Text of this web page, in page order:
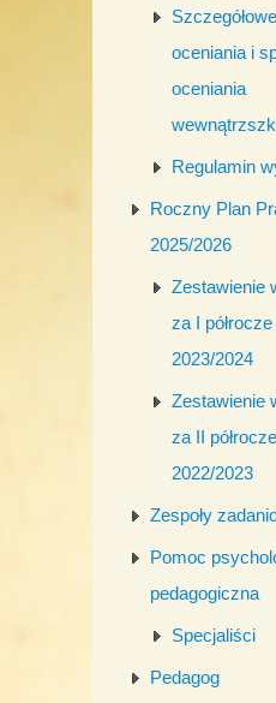
oceniania i
oceniania
Regulamin
Roczny Plan
2025/2026
Zestawienie
za I półrocze
2023/2024
Zestawienie
za II półrocze
2022/2023
Zespoły
Pomoc
pedagogiczna
Specjaliści
Pedagog